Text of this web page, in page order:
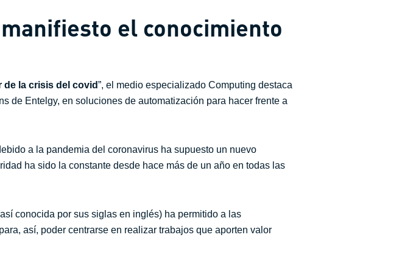
el conocimiento
la crisis del covid”, el medio especializado Computing destaca
de Entelgy, en soluciones de automatización para hacer frente a
a la pandemia del coronavirus ha supuesto un nuevo
ha sido la constante desde hace más de un año en todas las
conocida por sus siglas en inglés) ha permitido a las
así, poder centrarse en realizar trabajos que aporten valor